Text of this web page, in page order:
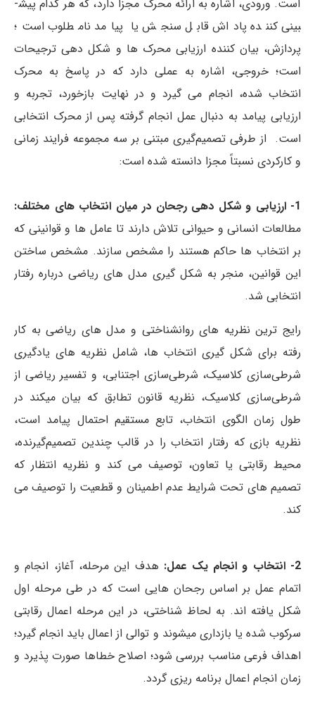
است. ورودی، اشاره به ارائه محرک مجزا دارد، که هر کدام پیش­
بینی­ کننده پاداش قابل سنجش یا پیامد نامطلوب است؛
پردازش، بیان ­کننده ارزیابی محرک ­ها و شکل­ دهی ترجیحات
است؛ خروجی، اشاره به عملی دارد که در پاسخ به محرک
انتخاب شده، انجام می­ گیرد و در نهایت بازخورد، تجربه و
ارزیابی پیامد به دنبال عمل انجام گرفته پس از محرک انتخابی
است. از طرفی تصمیم‌گیری مبتنی بر سه مجموعه فرایند زمانی
و کارکردی نسبتاً مجزا دانسته شده است:
مطالعات انسانی و حیوانی تلاش دارند تا عامل­ ها و قوانینی که
بر انتخاب­ ها حاکم هستند را مشخص سازند. مشخص ساختن
این قوانین، منجر به شکل­ گیری مدل ­های ریاضی درباره رفتار
انتخابی شد.
رایج­ ترین نظریه ­های روان­شناختی و مدل­ های ریاضی به کار
رفته برای شکل ­گیری انتخاب­ ها، شامل نظریه ­های یادگیری
شرطی‌سازی کلاسیک، شرطی‌سازی اجتنابی، و تفسیر ریاضی از
شرطی‌سازی کلاسیک، نظریه قانون تطابق که بیان می­کند در
طول زمان الگوی انتخاب، تابع مستقیم احتمال پیامد است،
نظریه بازی که رفتار انتخاب را در قالب چندین تصمیم‌گیرنده،
محیط رقابتی یا تعاون، توصیف می ­کند و نظریه انتظار که
تصمیم ­های تحت شرایط عدم اطمینان و قطعیت را توصیف می
­کند.
هدف این مرحله، آغاز، انجام و
اتمام عمل بر اساس رجحا­ن­ هایی است که در طی مرحله اول
شکل یافته ­اند. به لحاظ شناختی، در این مرحله اعمال رقابتی
سرکوب شده یا بازداری می­شوند و توالی از اعمال باید انجام گیرد؛
اهداف فرعی مناسب بررسی شود؛ اصلاح خطا­ها صورت پذیرد و
زمان انجام اعمال برنامه­ ریزی گردد.